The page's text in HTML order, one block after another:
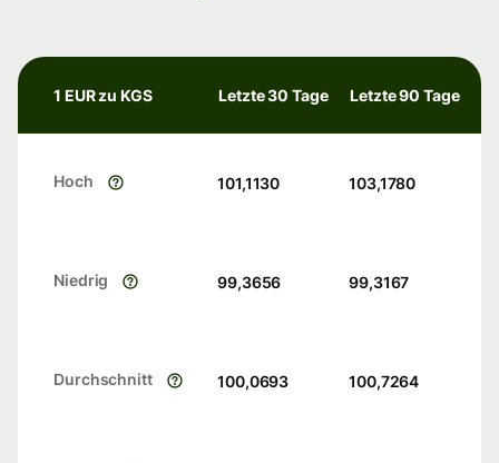
1 EUR zu KGS Letzte 30 Tage Letzte 90 Tage
Hoch 101,1130 103,1780
Niedrig 99,3656 99,3167
Durchschnitt 100,0693 100,7264